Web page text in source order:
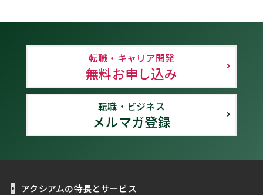
転職・キャリア開発
無料お申し込み
転職・ビジネス
メルマガ登録
アクシアムの特長とサービス